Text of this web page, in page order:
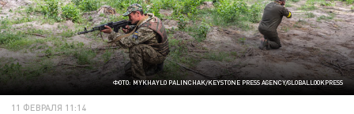
ФОТО: MYKHAYLO PALINCHAK/KEYSTONE PRESS AGENCY/GLOBALLOOKPRESS
11 ФЕВРАЛЯ 11:14